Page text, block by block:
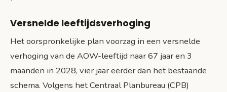
Versnelde leeftijdsverhoging
Het oorspronkelijke plan voorzag in een versnelde
verhoging van de AOW-leeftijd naar 67 jaar en 3
maanden in 2028, vier jaar eerder dan het bestaande
schema. Volgens het Centraal Planbureau (CPB)